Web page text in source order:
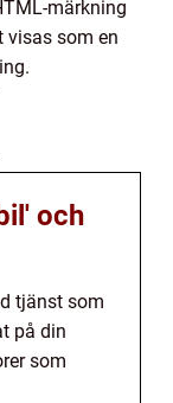
märkning
visas som en
och
tjänst som
på din
som